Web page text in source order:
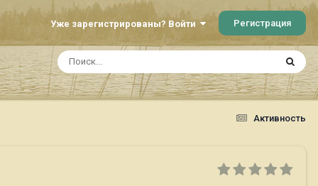
Уже зарегистрированы? Войти Регистрация
Активность